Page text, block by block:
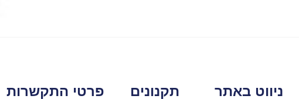
ניווט באתר תקנונים פרטי התקשרות